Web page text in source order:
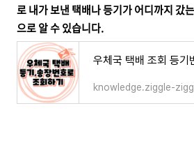
로 내가 보낸 택배나 등기가 어디까지 갔
으로 알 수 있습니다.
knowledge.ziggle-